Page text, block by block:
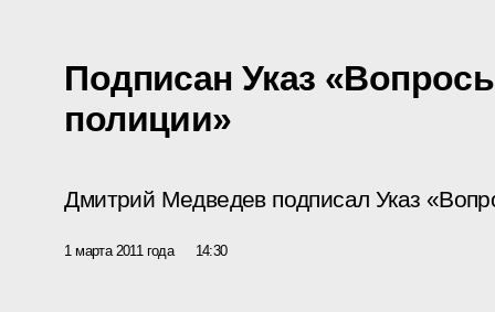
Подписан Указ
полиции»
Дмитрий Медведев подписал Указ
1 марта 2011 года 14:30